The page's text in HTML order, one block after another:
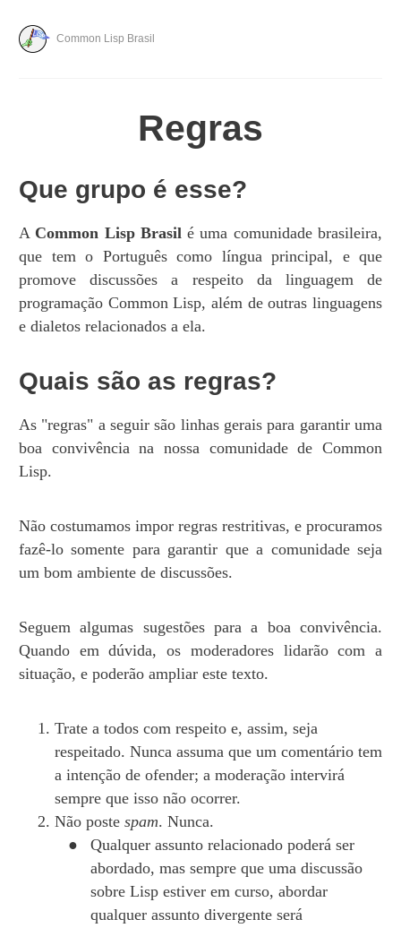
Common Lisp Brasil
Regras
Que grupo é esse?
A Common Lisp Brasilé uma comunidade brasileira,
que tem o Português como língua principal, e que
promove discussões a respeito da linguagem de
programação Common Lisp, além de outras linguagens
e dialetos relacionados a ela.
Quais são as regras?
As "regras" a seguir são linhas gerais para garantir uma
boa convivência na nossa comunidade de Common
Lisp.
Não costumamos impor regras restritivas, e procuramos
fazê-lo somente para garantir que a comunidade seja
um bom ambiente de discussões.
Seguem algumas sugestões para a boa convivência.
Quando em dúvida, os moderadores lidarão com a
situação, e poderão ampliar este texto.
Trate a todos com respeito e, assim, seja
respeitado. Nunca assuma que um comentário tem
a intenção de ofender; a moderação intervirá
sempre que isso não ocorrer.
Não poste spam. Nunca.
Qualquer assunto relacionado poderá ser
abordado, mas sempre que uma discussão
sobre Lisp estiver em curso, abordar
qualquer assunto divergente será